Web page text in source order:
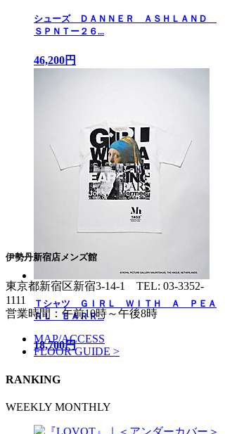
シューズ ＤＡＮＮＥＲ ＡＳＨＬＡＮＤ
ＳＰＮＴー２６...
46,200円
Ｔシャツ ＧＩＲＬ ＷＩＴＨ Ａ ＰＥＡ
ＲＬ ＥＡＲＲ...
18,700円
伊勢丹新宿店メンズ館
東京都新宿区新宿3-14-1 TEL: 03-3352-
1111
営業時間：午前10時～午後8時
MAP/ACCESS
FLOOR GUIDE >
RANKING
WEEKLY MONTHLY